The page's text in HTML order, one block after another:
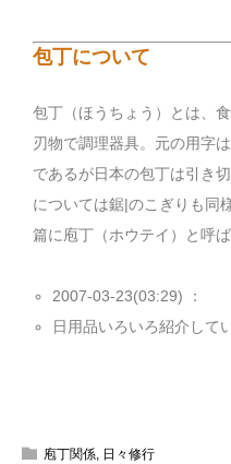
包丁について
包丁（ほうちょう）とは、
刃物で調理器具。元の用字
であるが日本の包丁は引き
については鋸|のこぎりも同
篇に庖丁（ホウテイ）と呼ば
2007-03-23(03:29) ：
日用品いろいろ紹介して
庖丁関係, 日々修行